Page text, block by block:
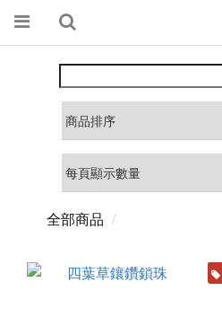
全部商品